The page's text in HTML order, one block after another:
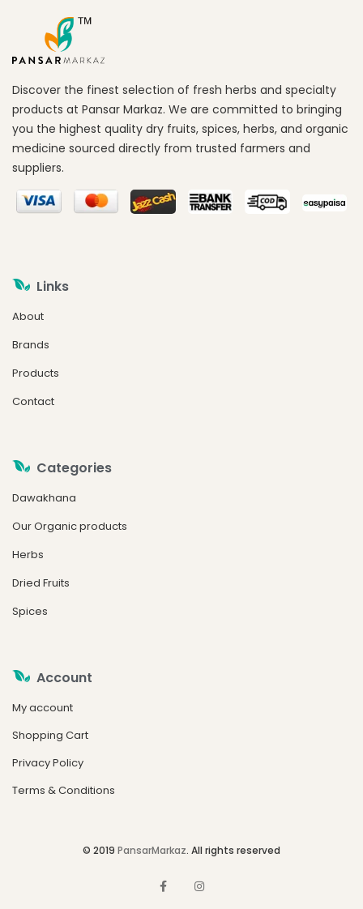
Discover the finest selection of fresh herbs and specialty
products at Pansar Markaz. We are committed to bringing
you the highest quality dry fruits, spices, herbs, and organic
medicine sourced directly from trusted farmers and
suppliers.
Links
About
Brands
Products
Contact
Categories
Dawakhana
Our Organic products
Herbs
Dried Fruits
Spices
Account
My account
Shopping Cart
Privacy Policy
Terms & Conditions
© 2019 PansarMarkaz. All rights reserved